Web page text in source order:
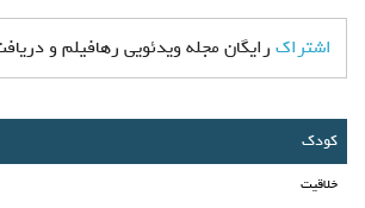
فروشگاه
اشتراک رایگان مجله ویدئویی رهافیلم و
کودک
خلاقیت